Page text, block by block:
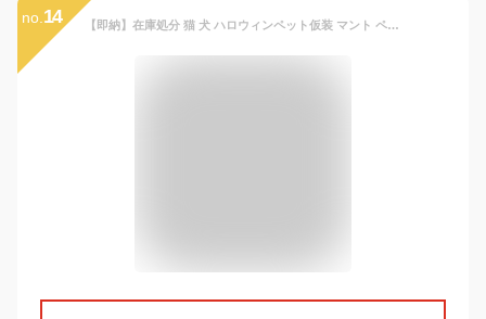
no. 14 【即納】在庫処分 猫 犬 ハロウィンペット仮装 マント ペット服 コスプレ衣装 小中型犬 コスチューム 可愛い 変装 猫犬ペット装飾 パフォーマンスコスチューム 犬服 ペットの仮装服 魔法使い ハロウィン ペット パーティー